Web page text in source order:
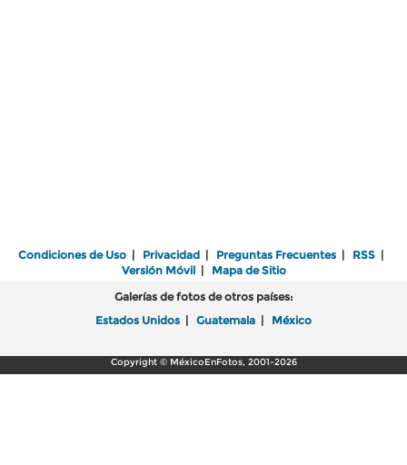
Condiciones de Uso | Privacidad | Preguntas Frecuentes | RSS |
Versión Móvil| Mapa de Sitio
Galerías de fotos de otros países:
Estados Unidos | Guatemala | México
Copyright © MéxicoEnFotos, 2001-2026